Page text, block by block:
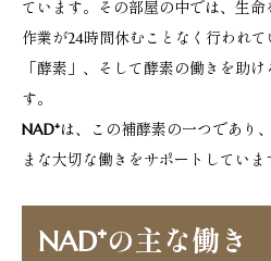
ています。その部屋の中では、生
作業が24時間休むことなく行われ
「酵素」、そして酵素の働きを助
す。
NAD⁺は、この補酵素の一つであり
まな大切な働きをサポートしていま
NAD⁺の主な働き